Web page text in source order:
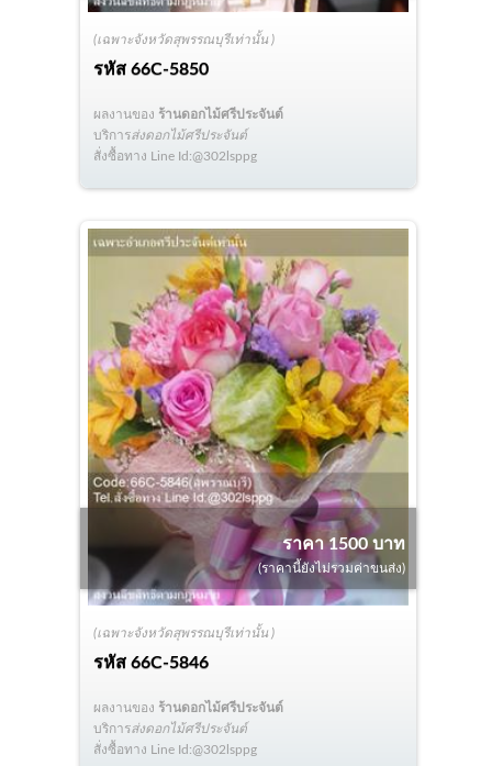
(เฉพาะจังหวัดสุพรรณบุรีเท่านั้น )
รหัส66C-5850
ผลงานของ ร้านดอกไม้ศรีประจันต์
บริการส่งดอกไม้ศรีประจันต์
สั่งซื้อทาง Line Id:@302lsppg
(เฉพาะจังหวัดสุพรรณบุรีเท่านั้น )
รหัส66C-5846
ราคา 1500 บาท
(ราคานี้ยังไม่รวมค่าขนส่ง)
ผลงานของ ร้านดอกไม้ศรีประจันต์
บริการส่งดอกไม้ศรีประจันต์
สั่งซื้อทาง Line Id:@302lsppg